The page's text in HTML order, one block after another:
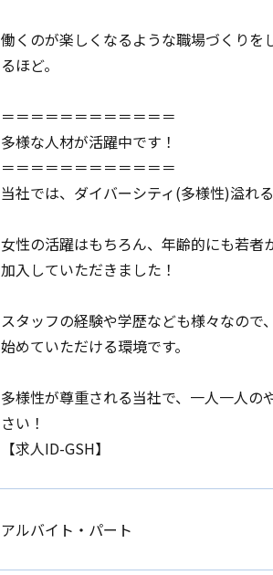
働くのが楽しくなるような職場づくり
るほど。
＝＝＝＝＝＝＝＝＝＝＝＝
多様な人材が活躍中です！
＝＝＝＝＝＝＝＝＝＝＝＝
当社では、ダイバーシティ(多様性)溢れ
女性の活躍はもちろん、年齢的にも若
加入していただきました！
スタッフの経験や学歴なども様々なの
始めていただける環境です。
多様性が尊重される当社で、一人一人
さい！
【求人ID-GSH】
アルバイト・パート